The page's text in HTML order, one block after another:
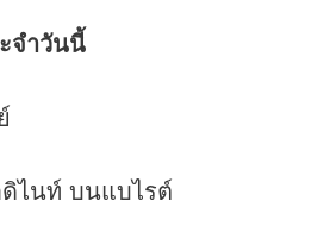
จำวันนี้
ไนท์ บนแบไรต์